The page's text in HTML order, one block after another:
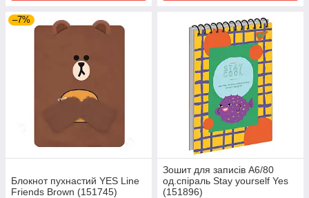
–7%
Блокнот пухнастий YES Line
Friends Brown (151745)
Зошит для записів А6/80
од.спіраль Stay yourself Yes
(151896)